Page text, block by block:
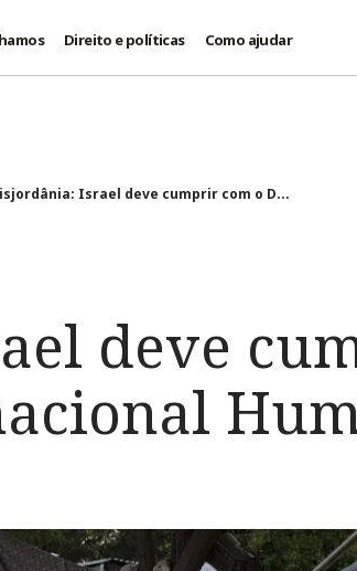
Direito e políticas Como ajudar
Israel deve cumprir com o D...
deve